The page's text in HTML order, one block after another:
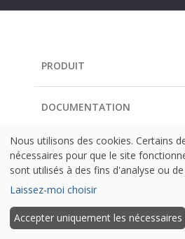
PRODUIT
DOCUMENTATION
ENTREPRISE
La Langue
Nous utilisons des cookies. Certains
nécessaires pour que le site
sont utilisés à des fins d'analyse ou
Laissez-moi choisir
Accepter uniquement les nécessaires